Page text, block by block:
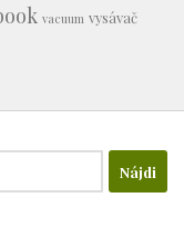
vacuum vysávač